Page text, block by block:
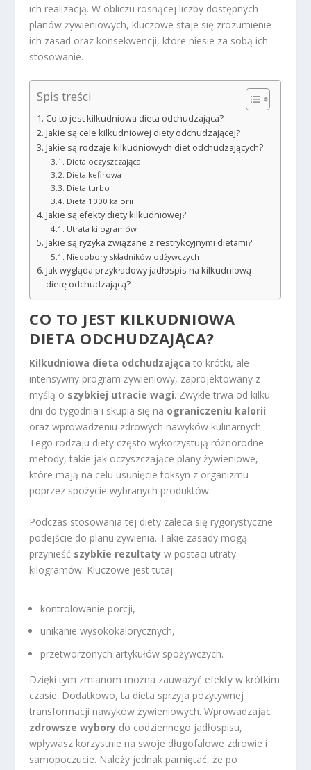
ich realizacją. W obliczu rosnącej liczby dostępnych
planów żywieniowych, kluczowe staje się zrozumienie
ich zasad oraz konsekwencji, które niesie za sobą ich
stosowanie.
Spis treści
Co to jest kilkudniowa dieta odchudzająca?
Jakie są cele kilkudniowej diety odchudzającej?
Jakie są rodzaje kilkudniowych diet odchudzających?
Dieta oczyszczająca
Dieta kefirowa
Dieta turbo
Dieta 1000 kalorii
Jakie są efekty diety kilkudniowej?
Utrata kilogramów
Jakie są ryzyka związane z restrykcyjnymi dietami?
Niedobory składników odżywczych
Jak wygląda przykładowy jadłospis na kilkudniową
dietę odchudzającą?
CO TO JEST KILKUDNIOWA
DIETA ODCHUDZAJĄCA?
Kilkudniowa dieta odchudzająca to krótki, ale
intensywny program żywieniowy, zaprojektowany z
myślą o szybkiej utracie wagi. Zwykle trwa od kilku
dni do tygodnia i skupia się na ograniczeniu kalorii
oraz wprowadzeniu zdrowych nawyków kulinarnych.
Tego rodzaju diety często wykorzystują różnorodne
metody, takie jak oczyszczające plany żywieniowe,
które mają na celu usunięcie toksyn z organizmu
poprzez spożycie wybranych produktów.
Podczas stosowania tej diety zaleca się rygorystyczne
podejście do planu żywienia. Takie zasady mogą
przynieść szybkie rezultaty w postaci utraty
kilogramów. Kluczowe jest tutaj:
kontrolowanie porcji,
unikanie wysokokalorycznych,
przetworzonych artykułów spożywczych.
Dzięki tym zmianom można zauważyć efekty w krótkim
czasie. Dodatkowo, ta dieta sprzyja pozytywnej
transformacji nawyków żywieniowych. Wprowadzając
zdrowsze wybory do codziennego jadłospisu,
wpływasz korzystnie na swoje długofalowe zdrowie i
samopoczucie. Należy jednak pamiętać, że po